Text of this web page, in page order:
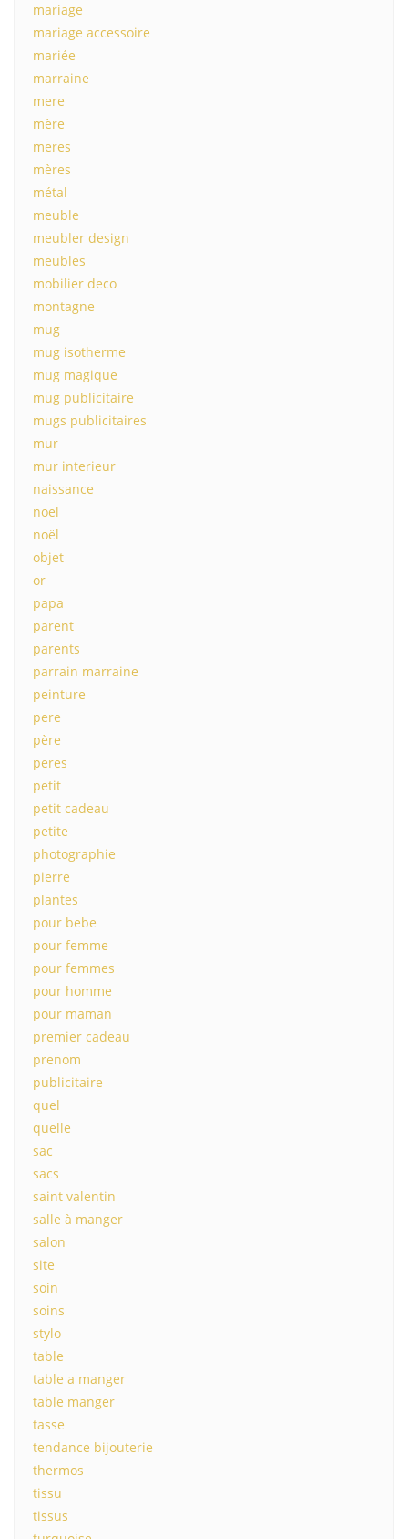
mariage
mariage accessoire
mariée
marraine
mere
mère
meres
mères
métal
meuble
meubler design
meubles
mobilier deco
montagne
mug
mug isotherme
mug magique
mug publicitaire
mugs publicitaires
mur
mur interieur
naissance
noel
noël
objet
or
papa
parent
parents
parrain marraine
peinture
pere
père
peres
petit
petit cadeau
petite
photographie
pierre
plantes
pour bebe
pour femme
pour femmes
pour homme
pour maman
premier cadeau
prenom
publicitaire
quel
quelle
sac
sacs
saint valentin
salle à manger
salon
site
soin
soins
stylo
table
table a manger
table manger
tasse
tendance bijouterie
thermos
tissu
tissus